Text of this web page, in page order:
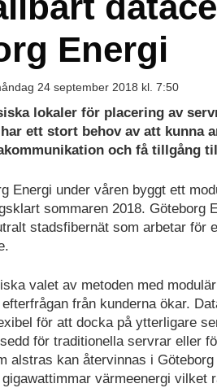
Energi
24 september 2018 kl. 7:50
lokaler för placering av
ett stort behov av att kunna
och få tillgång
Energi under våren byggt ett
sommaren 2018. Göteborg
stadsfibernät som arbetar för
valet av metoden med
från kunderna ökar.
för att docka på ytterligare
för traditionella servrar eller
alstras kan återvinnas i
värmeenergi vilket